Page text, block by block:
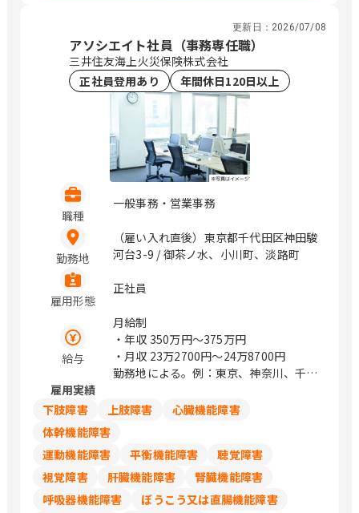
神奈川県横浜市西区みなとみらい4-4-5
（横浜アイマークプレイス4階） 神奈川
県海老名市めぐみ町2番2号 （ViNA
GARDENS OFFICE 14階） 神奈川県藤沢
市辻堂神台2-2-1 （アイクロス湘南9
階） 新潟県新潟市中央区上所中1-7-23
石川県金沢市鞍月4丁目125 山梨県甲府
市上石田3-6-38 長野県松本市渚二丁目4
番31号（2F） 岐阜県岐阜市市橋3丁目4
番8号 静岡県静岡市駿河区稲川二丁目1-
屋市中区栄3-18-1 （ナディアパークビ
市中区栄3-18-1 （ナディアパークビジ
ネスセンタービル16F） 愛知県豊橋市曙
11番地5 （第一生命・三井住友海上岡崎
号 （近江伊吹館 1階） 滋賀県彦根市大
東町14番25号 （上野第Ⅶビル 3階） 京
都府京都市中京区烏丸通御池下る梅屋町
358番地 （アーバネックス御池ビル西館
津川市兜台6丁目6－4 （総合住宅研究所
大阪府箕面市船場東1-10-33 大阪府枚方
市新町一丁目10番1号 （レジデンス櫂枚
方駅前102号） 大阪府堺市北区長曽根町
更新日： 2026/07/08
アソシエイト社員（事務専任職）
三井住友海上火災保険株式会社
正社員登用あり
年間休日120日以上
職種
一般事務・営業事務
勤務地
（雇い入れ直後）東京都千代田区神田駿
河台3-9 / 御茶ノ水、小川町、淡路町
雇用形態
正社員
給与
月給制
・年収 350万円〜375万円
・月収 23万2700円〜24万8700円
勤務地による。例：東京、神奈川、千
雇用実績
下肢障害
上肢障害
心臓機能障害
体幹機能障害
運動機能障害
平衡機能障害
聴覚障害
視覚障害
肝臓機能障害
腎臓機能障害
呼吸器機能障害
ぼうこう又は直腸機能障害